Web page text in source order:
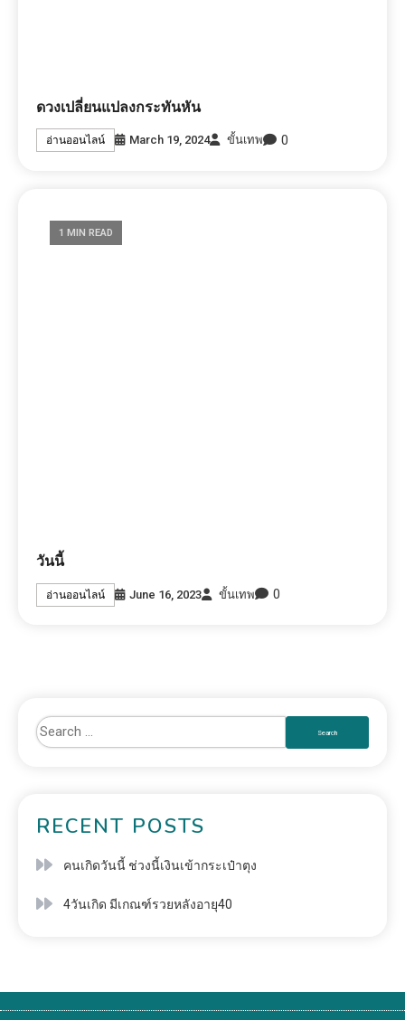
ดวงเปลี่ยนแปลงกระทันหัน
อ่านออนไลน์ March 19, 2024 ขั้นเทพ 0
1 MIN READ
วันนี้
อ่านออนไลน์ June 16, 2023 ขั้นเทพ 0
RECENT POSTS
คนเกิดวันนี้ ช่วงนี้เงินเข้ากระเป๋าตุง
4วันเกิด มีเกณฑ์รวยหลังอายุ40